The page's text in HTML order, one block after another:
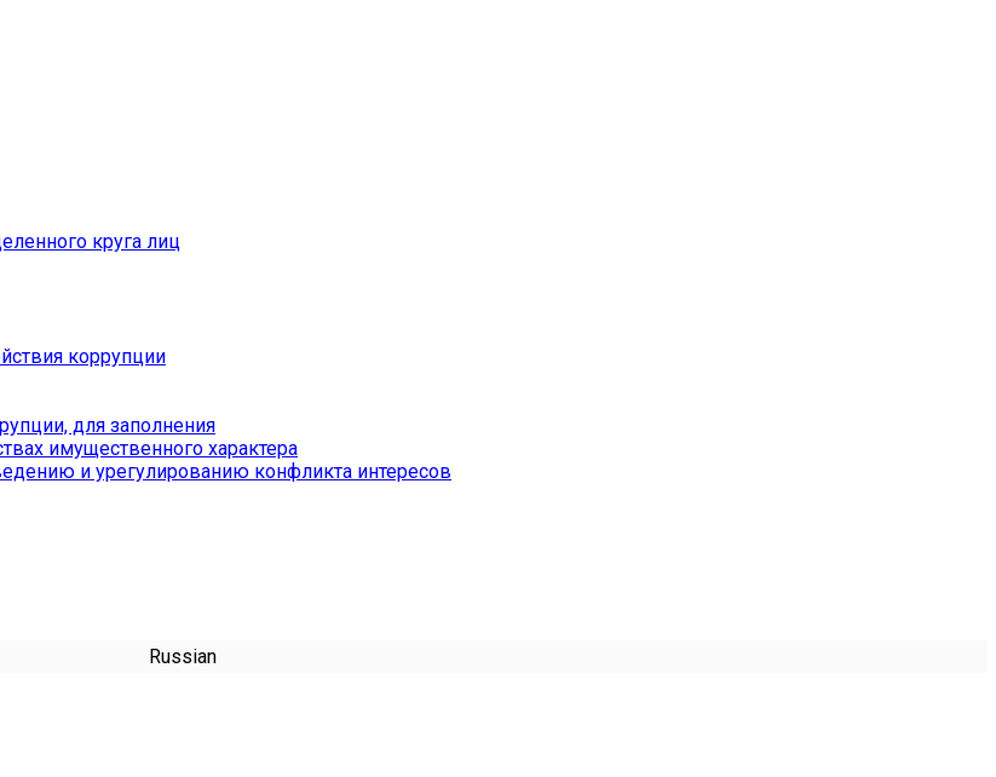
круга лиц
коррупции
для заполнения
имущественного характера
и урегулированию конфликта интересов
Russian